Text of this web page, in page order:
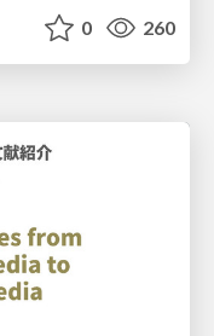
0 260